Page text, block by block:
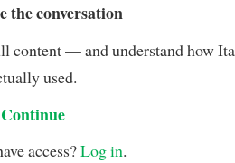
the conversation
content — and understand how
used.
Continue
access?Log in.